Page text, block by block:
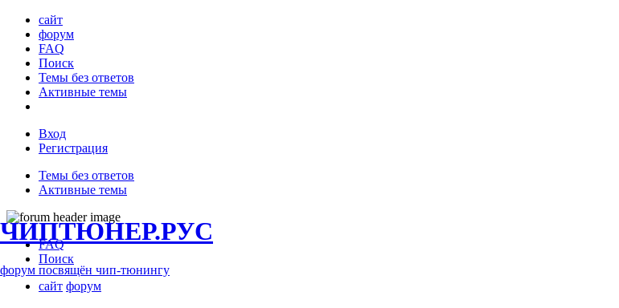
сайт
форум
FAQ
Поиск
Темы без ответов
Активные темы
Вход
Регистрация
Темы без ответов
Активные темы
ЧИПТЮНЕР.РУС
форум посвящён чип-тюнингу
FAQ
Поиск
сайт форум